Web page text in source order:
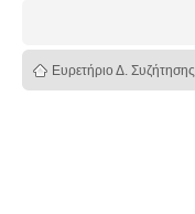
Ευρετήριο Δ. Συζήτησης